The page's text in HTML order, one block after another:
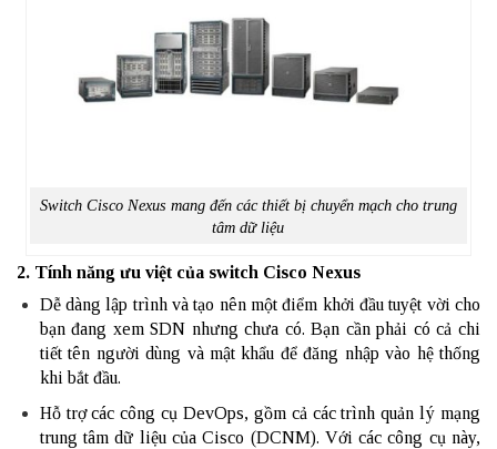
Switch Cisco Nexus mang đến các thiết bị chuyển mạch cho trung
tâm dữ liệu
2. Tính năng ưu việt của switch Cisco Nexus
Dễ dàng lập trình và tạo nên một điểm khởi đầu tuyệt vời cho
bạn đang xem SDN nhưng chưa có. Bạn cần phải có cả chi
tiết tên người dùng và mật khẩu để đăng nhập vào hệ thống
khi bắt đầu.
Hỗ trợ các công cụ DevOps, gồm cả các trình quản lý mạng
trung tâm dữ liệu của Cisco (DCNM). Với các công cụ này,